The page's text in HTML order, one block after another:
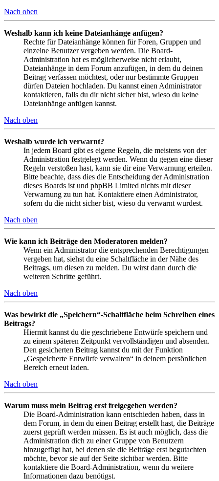
Nach oben
Weshalb kann ich keine Dateianhänge anfügen?
Rechte für Dateianhänge können für Foren, Gruppen und
einzelne Benutzer vergeben werden. Die Board-
Administration hat es möglicherweise nicht erlaubt,
Dateianhänge in dem Forum anzufügen, in dem du deinen
Beitrag verfassen möchtest, oder nur bestimmte Gruppen
dürfen Dateien hochladen. Du kannst einen Administrator
kontaktieren, falls du dir nicht sicher bist, wieso du keine
Dateianhänge anfügen kannst.
Nach oben
Weshalb wurde ich verwarnt?
In jedem Board gibt es eigene Regeln, die meistens von der
Administration festgelegt werden. Wenn du gegen eine dieser
Regeln verstoßen hast, kann sie dir eine Verwarnung erteilen.
Bitte beachte, dass dies die Entscheidung der Administration
dieses Boards ist und phpBB Limited nichts mit dieser
Verwarnung zu tun hat. Kontaktiere einen Administrator,
sofern du die nicht sicher bist, wieso du verwarnt wurdest.
Nach oben
Wie kann ich Beiträge den Moderatoren melden?
Wenn ein Administrator die entsprechenden Berechtigungen
vergeben hat, siehst du eine Schaltfläche in der Nähe des
Beitrags, um diesen zu melden. Du wirst dann durch die
weiteren Schritte geführt.
Nach oben
Was bewirkt die „Speichern“-Schaltfläche beim Schreiben eines
Beitrags?
Hiermit kannst du die geschriebene Entwürfe speichern und
zu einem späteren Zeitpunkt vervollständigen und absenden.
Den gesicherten Beitrag kannst du mit der Funktion
„Gespeicherte Entwürfe verwalten“ in deinem persönlichen
Bereich erneut laden.
Nach oben
Warum muss mein Beitrag erst freigegeben werden?
Die Board-Administration kann entschieden haben, dass in
dem Forum, in dem du einen Beitrag erstellt hast, die Beiträge
zuerst geprüft werden müssen. Es ist auch möglich, dass die
Administration dich zu einer Gruppe von Benutzern
hinzugefügt hat, bei denen sie die Beiträge erst begutachten
möchte, bevor sie auf der Seite sichtbar werden. Bitte
kontaktiere die Board-Administration, wenn du weitere
Informationen dazu benötigst.